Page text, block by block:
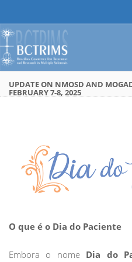
UPDATE ON NMOSD AND
FEBRUARY 7-8, 2025
O que é o Dia do Paciente
Embora o nome Dia do